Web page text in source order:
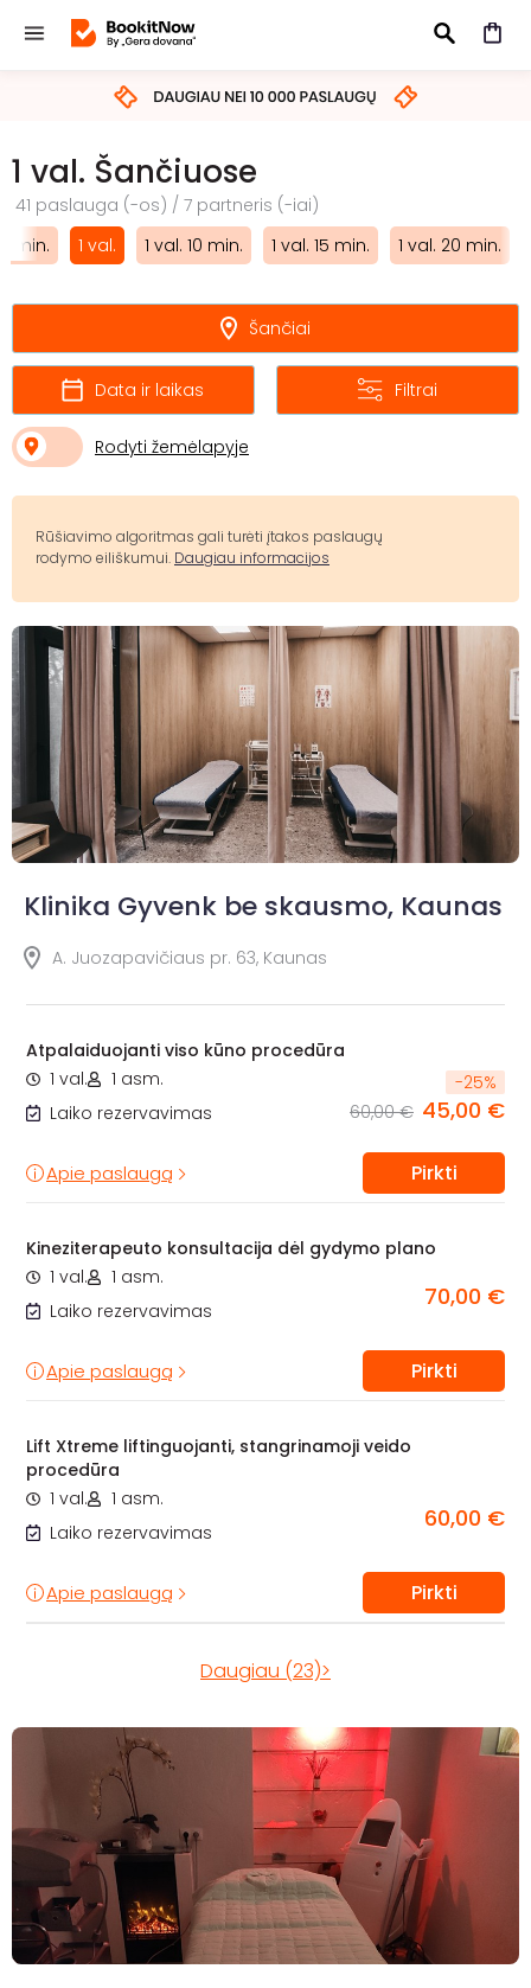
IEŠKOTI
1 val. Šančiuose
41 paslauga (-os) / 7 partneris (-iai)
min.
1 val. 1 val. 10 min. 1 val. 15 min. 1 val. 20 min.
Šančiai
Data ir laikas Filtrai
Rodyti žemėlapyje
Rūšiavimo algoritmas gali turėti įtakos paslaugų
rodymo eiliškumui. Daugiau informacijos
Klinika Gyvenk be skausmo, Kaunas
A. Juozapavičiaus pr. 63, Kaunas
Atpalaiduojanti viso kūno procedūra
1 val.
1 asm.
Laiko rezervavimas
-25%
60,00 € 45,00 €
Apie paslaugą Pirkti
Kineziterapeuto konsultacija dėl gydymo plano
1 val.
1 asm.
Laiko rezervavimas
70,00 €
Apie paslaugą Pirkti
Lift Xtreme liftinguojanti, stangrinamoji veido
procedūra
1 val.
1 asm.
Laiko rezervavimas
60,00 €
Apie paslaugą Pirkti
Daugiau (23)>